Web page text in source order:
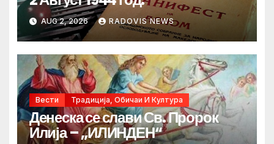
AUG 2, 2026 RADOVIS NEWS
Вести Традиција, Обичаи И Култура
Денеска се слави Св. Пророк
Илија – „ИЛИНДЕН“